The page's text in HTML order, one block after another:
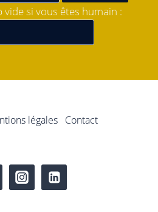
vide si vous êtes humain :
légales Contact